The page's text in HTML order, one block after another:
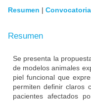
Resumen | Convocatoria
Resumen
Se presenta la
de modelos animales
piel funcional que
permiten definir claros
pacientes afectados